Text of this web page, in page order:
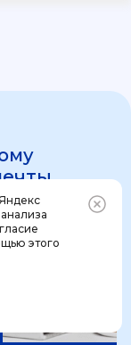
53
этого